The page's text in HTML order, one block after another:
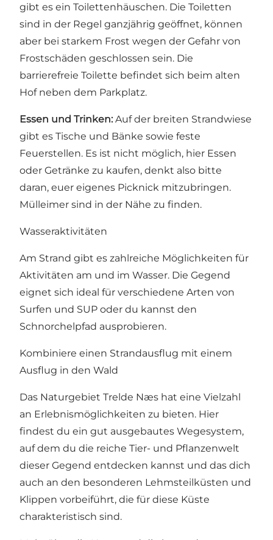
gibt es ein Toilettenhäuschen. Die Toiletten
sind in der Regel ganzjährig geöffnet, können
aber bei starkem Frost wegen der Gefahr von
Frostschäden geschlossen sein. Die
barrierefreie Toilette befindet sich beim alten
Hof neben dem Parkplatz.
Essen und Trinken: Auf der breiten Strandwiese
gibt es Tische und Bänke sowie feste
Feuerstellen. Es ist nicht möglich, hier Essen
oder Getränke zu kaufen, denkt also bitte
daran, euer eigenes Picknick mitzubringen.
Mülleimer sind in der Nähe zu finden.
Wasseraktivitäten
Am Strand gibt es zahlreiche Möglichkeiten für
Aktivitäten am und im Wasser. Die Gegend
eignet sich ideal für verschiedene Arten von
Surfen und SUP oder du kannst den
Schnorchelpfad ausprobieren.
Kombiniere einen Strandausflug mit einem
Ausflug in den Wald
Das Naturgebiet Trelde Næs hat eine Vielzahl
an Erlebnismöglichkeiten zu bieten. Hier
findest du ein gut ausgebautes Wegesystem,
auf dem du die reiche Tier- und Pflanzenwelt
dieser Gegend entdecken kannst und das dich
auch an den besonderen Lehmsteilküsten und
Klippen vorbeiführt, die für diese Küste
charakteristisch sind.